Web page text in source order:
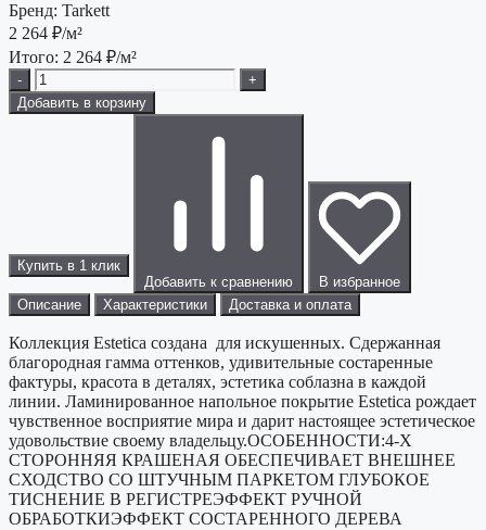
Бренд: Tarkett
2 264 ₽/м²
Итого: 2 264 ₽/м²
-
+
Добавить в корзину
Купить в 1 клик
Добавить к сравнению
В избранное
Описание
Характеристики Доставка и оплата
Коллекция Estetica создана для искушенных. Сдержанная
благородная гамма оттенков, удивительные состаренные
фактуры, красота в деталях, эстетика соблазна в каждой
линии. Ламинированное напольное покрытие Estetica рождает
чувственное восприятие мира и дарит настоящее эстетическое
удовольствие своему владельцу.ОСОБЕННОСТИ:4-Х
СТОРОННЯЯ КРАШЕНАЯ ОБЕСПЕЧИВАЕТ ВНЕШНЕЕ
СХОДСТВО СО ШТУЧНЫМ ПАРКЕТОМ ГЛУБОКОЕ
ТИСНЕНИЕ В РЕГИСТРЕЭФФЕКТ РУЧНОЙ
ОБРАБОТКИЭФФЕКТ СОСТАРЕННОГО ДЕРЕВА